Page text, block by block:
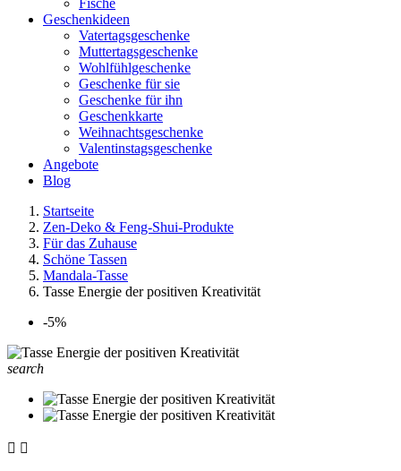
Fische
Geschenkideen
Vatertagsgeschenke
Muttertagsgeschenke
Wohlfühlgeschenke
Geschenke für sie
Geschenke für ihn
Geschenkkarte
Weihnachtsgeschenke
Valentinstagsgeschenke
Angebote
Blog
Startseite
Zen-Deko & Feng-Shui-Produkte
Für das Zuhause
Schöne Tassen
Mandala-Tasse
Tasse Energie der positiven Kreativität
-5%
search
 